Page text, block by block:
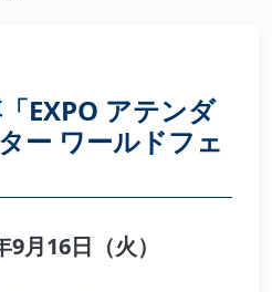
EXPO アテンダ
ー ワールドフェ
9月16日（火）